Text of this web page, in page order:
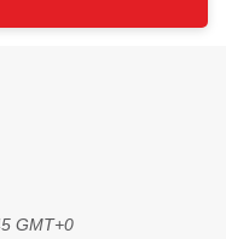
GMT+0